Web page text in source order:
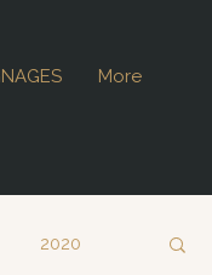
More
2020